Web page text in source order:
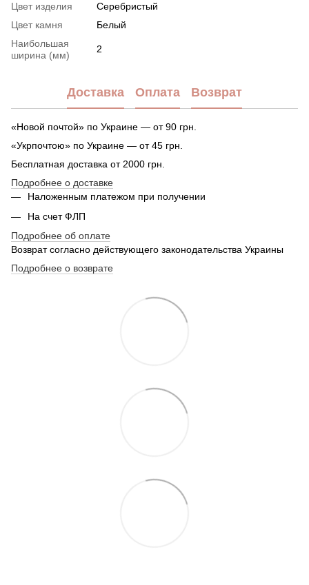
Цвет изделия
Серебристый
Цвет камня
Белый
Наибольшая
ширина (мм)
2
Доставка Оплата Возврат
«Новой почтой» по Украине — от 90 грн.
«Укрпочтою» по Украине — от 45 грн.
Бесплатная доставка от 2000 грн.
Подробнее о доставке
Наложенным платежом при получении
На счет ФЛП
Подробнее об оплате
Возврат согласно действующего законодательства Украины
Подробнее о возврате